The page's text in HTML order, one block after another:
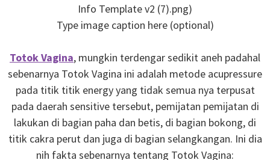
Info Template v2 (7).png)
Type image caption here (optional)
Totok Vagina, mungkin terdengar sedikit aneh padahal
sebenarnya Totok Vagina ini adalah metode acupressure
pada titik titik energy yang tidak semua nya terpusat
pada daerah sensitive tersebut, pemijatan pemijatan di
lakukan di bagian paha dan betis, di bagian bokong, di
titik cakra perut dan juga di bagian selangkangan. Ini dia
nih fakta sebenarnya tentang Totok Vagina: